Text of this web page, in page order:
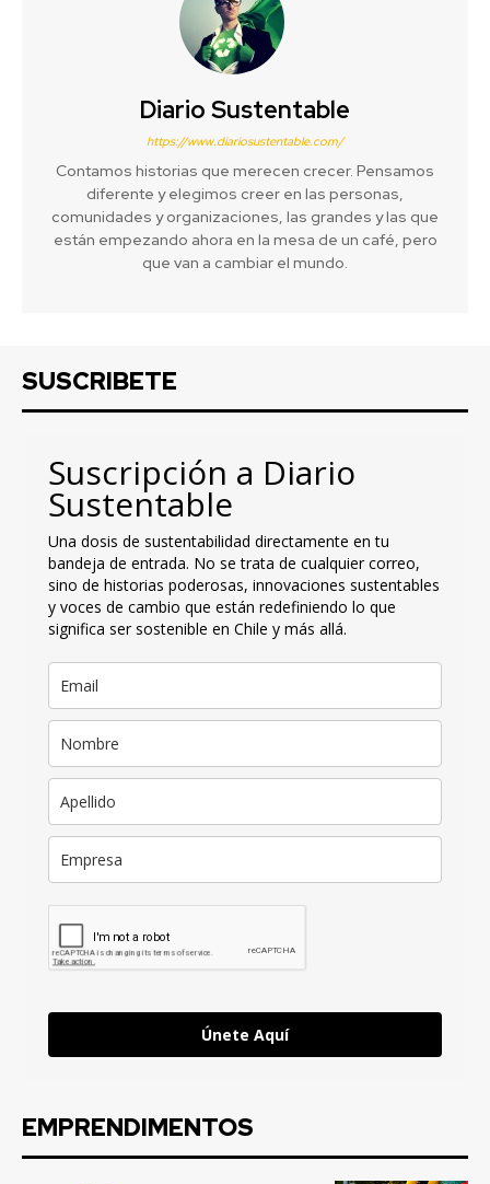
Diario Sustentable
https://www.diariosustentable.com/
Contamos historias que merecen crecer. Pensamos
diferente y elegimos creer en las personas,
comunidades y organizaciones, las grandes y las que
están empezando ahora en la mesa de un café, pero
que van a cambiar el mundo.
SUSCRIBETE
Suscripción a Diario
Sustentable
Una dosis de sustentabilidad directamente en tu
bandeja de entrada. No se trata de cualquier correo,
sino de historias poderosas, innovaciones sustentables
y voces de cambio que están redefiniendo lo que
significa ser sostenible en Chile y más allá.
Únete Aquí
EMPRENDIMENTOS